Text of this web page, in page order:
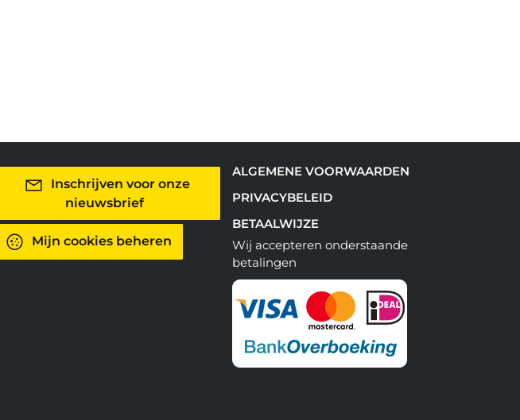
Inschrijven voor onze
nieuwsbrief
Mijn cookies beheren
ALGEMENE VOORWAARDEN
PRIVACYBELEID
BETAALWIJZE
Wij accepteren onderstaande
betalingen